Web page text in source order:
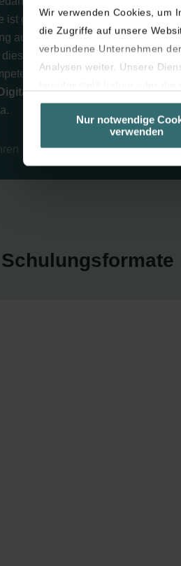
Wir verwenden Cookies, um
die Zugriffe auf unsere
verbundene Unternehmen
Analysen weiter. Unsere
unseren Cookies, wenn Sie
Laut Gesetz können wir
sind (Kategorie
Nur notwendige
verwenden
ist groß: von Praxis-Schulungen
auf Schulungsinhalte
diesen Ansprüchen gerecht zu
ist Zukunft“, haben wir für
. Diese bietet